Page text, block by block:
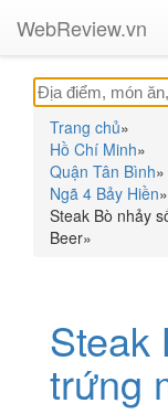
WebReview.vn
Trang chủ»
Hồ Chí Minh»
Quận Tân Bình»
Ngã 4 Bảy Hiền»
Steak Bò nhảy
Beer»
Steak
trứng